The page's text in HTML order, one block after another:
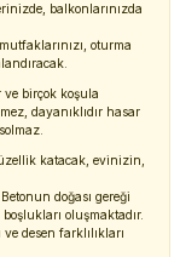
balkonlarınızda
oturma
ve birçok koşula
dayanıklıdır hasar
katacak, evinizin,
doğası gereği
oluşmaktadır.
desen farklılıkları